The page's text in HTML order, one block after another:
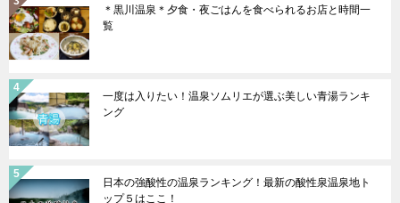
＊黒川温泉＊夕食・夜ごはんを食べられるお店と時間一
覧
一度は入りたい！温泉ソムリエが選ぶ美しい青湯ランキ
ング
日本の強酸性の温泉ランキング！最新の酸性泉温泉地ト
ップ５はここ！